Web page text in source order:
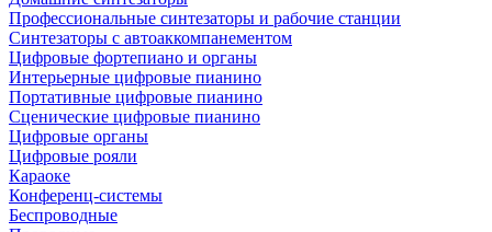
Профессиональные синтезаторы и рабочие станции
Синтезаторы с автоаккомпанементом
Цифровые фортепиано и органы
Интерьерные цифровые пианино
Портативные цифровые пианино
Сценические цифровые пианино
Цифровые органы
Цифровые рояли
Караоке
Конференц-системы
Беспроводные